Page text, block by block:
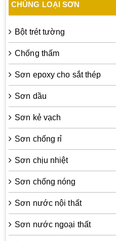
CHỦNG LOẠI SƠN
Bột trét tường
Chống thấm
Sơn epoxy cho sắt thép
Sơn dầu
Sơn kẻ vạch
Sơn chống rỉ
Sơn chịu nhiệt
Sơn chống nóng
Sơn nước nội thất
Sơn nước ngoại thất